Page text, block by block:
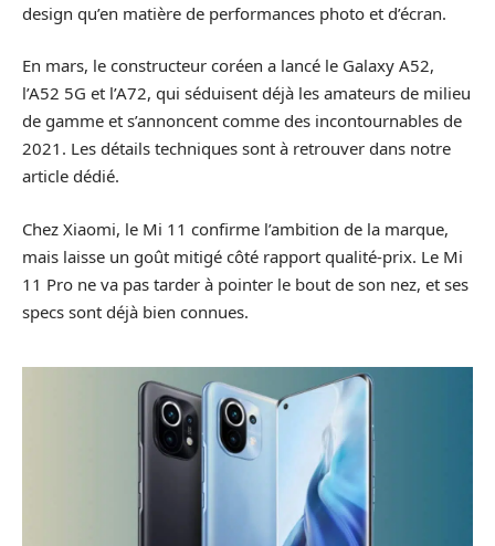
design qu’en matière de performances photo et d’écran.
En mars, le constructeur coréen a lancé le Galaxy A52,
l’A52 5G et l’A72, qui séduisent déjà les amateurs de milieu
de gamme et s’annoncent comme des incontournables de
2021. Les détails techniques sont à retrouver dans notre
article dédié.
Chez Xiaomi, le Mi 11 confirme l’ambition de la marque,
mais laisse un goût mitigé côté rapport qualité-prix. Le Mi
11 Pro ne va pas tarder à pointer le bout de son nez, et ses
specs sont déjà bien connues.